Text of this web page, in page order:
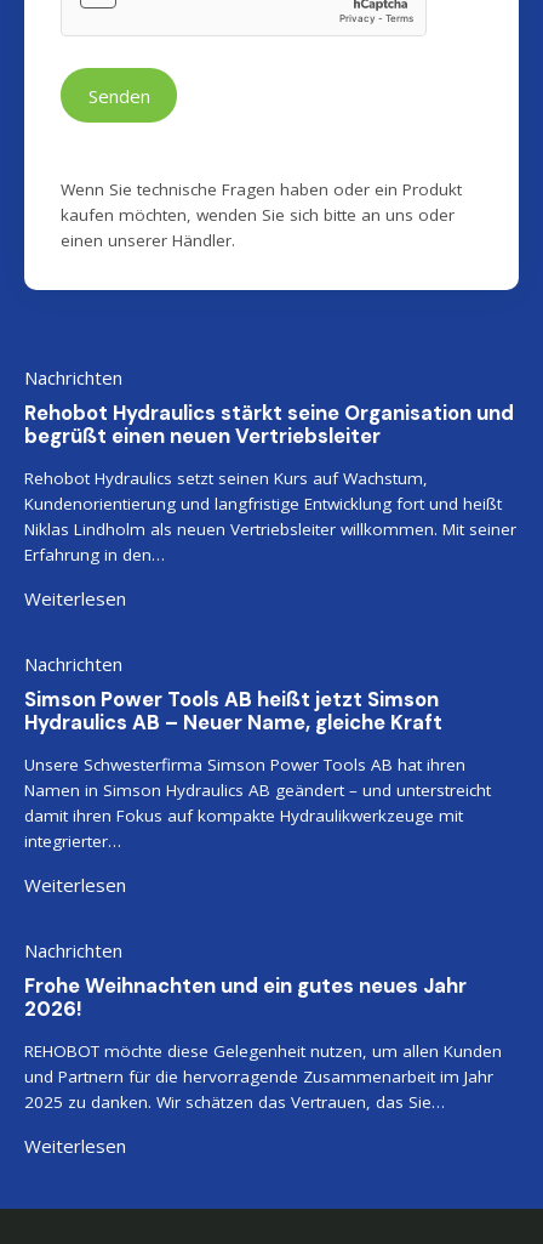
Senden
Wenn Sie technische Fragen haben oder ein Produkt
kaufen möchten, wenden Sie sich bitte an uns oder
einen unserer Händler.
Nachrichten
Rehobot Hydraulics stärkt seine Organisation und
begrüßt einen neuen Vertriebsleiter
Rehobot Hydraulics setzt seinen Kurs auf Wachstum,
Kundenorientierung und langfristige Entwicklung fort und heißt
Niklas Lindholm als neuen Vertriebsleiter willkommen. Mit seiner
Erfahrung in den…
Weiterlesen
Nachrichten
Simson Power Tools AB heißt jetzt Simson
Hydraulics AB – Neuer Name, gleiche Kraft
Unsere Schwesterfirma Simson Power Tools AB hat ihren
Namen in Simson Hydraulics AB geändert – und unterstreicht
damit ihren Fokus auf kompakte Hydraulikwerkzeuge mit
integrierter…
Weiterlesen
Nachrichten
Frohe Weihnachten und ein gutes neues Jahr
2026!
REHOBOT möchte diese Gelegenheit nutzen, um allen Kunden
und Partnern für die hervorragende Zusammenarbeit im Jahr
2025 zu danken. Wir schätzen das Vertrauen, das Sie…
Weiterlesen